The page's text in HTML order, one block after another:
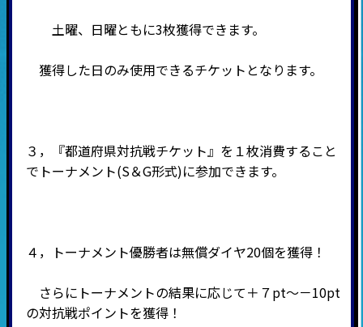
土曜、日曜ともに3枚獲得できます。
獲得した日のみ使用できるチケットとなります。
３，『都道府県対抗戦チケット』を１枚消費すること
でトーナメント(S＆G形式)に参加できます。
４，トーナメント優勝者は無償ダイヤ20個を獲得！
さらにトーナメントの結果に応じて＋７pt～－10pt
の対抗戦ポイントを獲得！